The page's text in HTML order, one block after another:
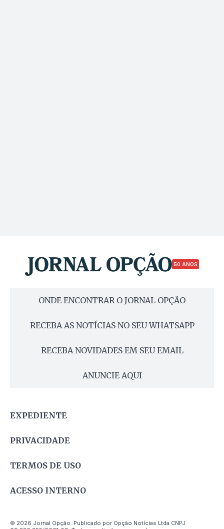
50 ANOS
ONDE ENCONTRAR O JORNAL OPÇÃO
RECEBA AS NOTÍCIAS NO SEU WHATSAPP
RECEBA NOVIDADES EM SEU EMAIL
ANUNCIE AQUI
EXPEDIENTE
PRIVACIDADE
TERMOS DE USO
ACESSO INTERNO
© 2026 Jornal Opção. Publicado por Opção Notícias Ltda CNPJ